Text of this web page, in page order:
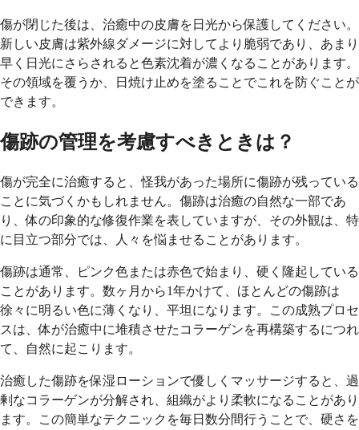
傷が閉じた後は、治癒中の皮膚を日光から保護してください。
新しい皮膚は紫外線ダメージに対してより脆弱であり、あまり
早く日光にさらされると色素沈着が濃くなることがあります。
その領域を覆うか、日焼け止めを塗ることでこれを防ぐことが
できます。
傷跡の管理を考慮すべきときは？
傷が完全に治癒すると、怪我があった場所に傷跡が残っている
ことに気づくかもしれません。傷跡は治癒の自然な一部であ
り、体の印象的な修復作業を表していますが、その外観は、特
に目立つ部分では、人々を悩ませることがあります。
傷跡は通常、ピンク色または赤色で始まり、硬く隆起している
ことがあります。数ヶ月から1年かけて、ほとんどの傷跡は
徐々に明るい色に薄くなり、平坦になります。この成熟プロセ
スは、体が治癒中に堆積させたコラーゲンを再構築するにつれ
て、自然に起こります。
治癒した傷跡を保湿ローションで優しくマッサージすると、過
剰なコラーゲンが分解され、組織がより柔軟になることがあり
ます。この簡単なテクニックを毎日数分間行うことで、硬さを